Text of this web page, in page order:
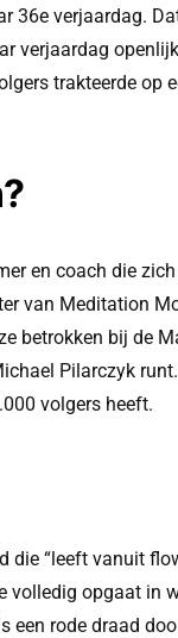
36e verjaardag.
verjaardag
trakteerde op
en coach die
van Meditation
betrokken bij de
Pilarczyk
volgers heeft.
“leeft vanuit
volledig opgaat in
een rode draad